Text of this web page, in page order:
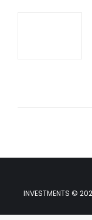
INVESTMENTS ©